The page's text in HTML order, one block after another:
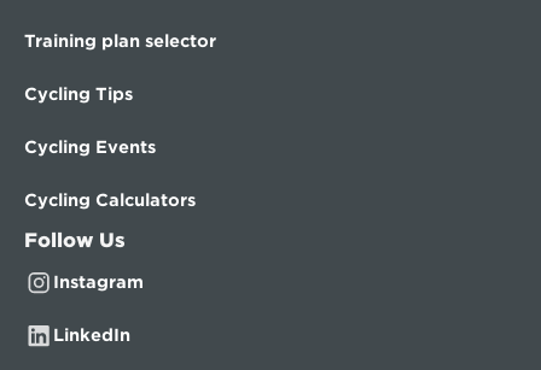
Training plan selector
Cycling Tips
Cycling Events
Cycling Calculators
Follow Us
Instagram
LinkedIn